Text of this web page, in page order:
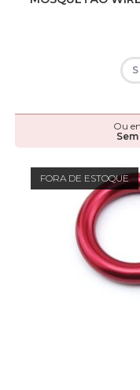
Ou
FORA DE ESTOQUE